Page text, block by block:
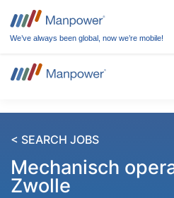
We’ve always been global, now we’re mobile!
< SEARCH JOBS
Mechanisch
Zwolle